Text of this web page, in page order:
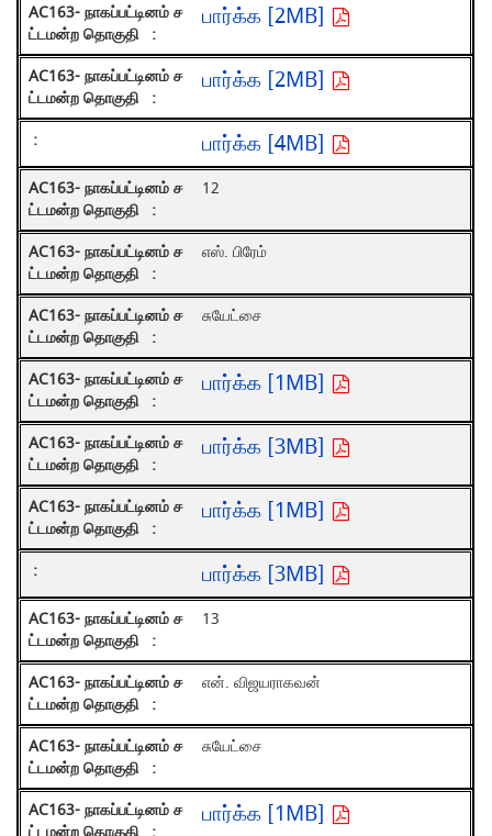
பார்க்க [2MB]
பார்க்க [2MB]
பார்க்க [4MB]
12
எஸ். பிரேம்
சுயேட்சை
பார்க்க [1MB]
பார்க்க [3MB]
பார்க்க [1MB]
பார்க்க [3MB]
13
என். விஜயராகவன்
சுயேட்சை
பார்க்க [1MB]